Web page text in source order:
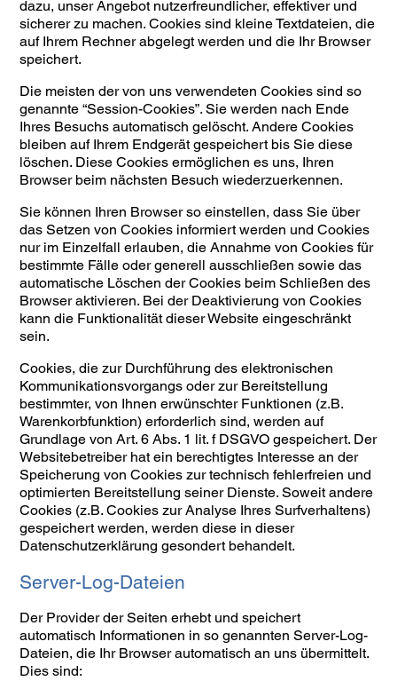
dazu, unser Angebot nutzerfreundlicher, effektiver und
sicherer zu machen. Cookies sind kleine Textdateien, die
auf Ihrem Rechner abgelegt werden und die Ihr Browser
speichert.
Die meisten der von uns verwendeten Cookies sind so
genannte “Session-Cookies”. Sie werden nach Ende
Ihres Besuchs automatisch gelöscht. Andere Cookies
bleiben auf Ihrem Endgerät gespeichert bis Sie diese
löschen. Diese Cookies ermöglichen es uns, Ihren
Browser beim nächsten Besuch wiederzuerkennen.
Sie können Ihren Browser so einstellen, dass Sie über
das Setzen von Cookies informiert werden und Cookies
nur im Einzelfall erlauben, die Annahme von Cookies für
bestimmte Fälle oder generell ausschließen sowie das
automatische Löschen der Cookies beim Schließen des
Browser aktivieren. Bei der Deaktivierung von Cookies
kann die Funktionalität dieser Website eingeschränkt
sein.
Cookies, die zur Durchführung des elektronischen
Kommunikationsvorgangs oder zur Bereitstellung
bestimmter, von Ihnen erwünschter Funktionen (z.B.
Warenkorbfunktion) erforderlich sind, werden auf
Grundlage von Art. 6 Abs. 1 lit. f DSGVO gespeichert. Der
Websitebetreiber hat ein berechtigtes Interesse an der
Speicherung von Cookies zur technisch fehlerfreien und
optimierten Bereitstellung seiner Dienste. Soweit andere
Cookies (z.B. Cookies zur Analyse Ihres Surfverhaltens)
gespeichert werden, werden diese in dieser
Datenschutzerklärung gesondert behandelt.
Server-Log-Dateien
Der Provider der Seiten erhebt und speichert
automatisch Informationen in so genannten Server-Log-
Dateien, die Ihr Browser automatisch an uns übermittelt.
Dies sind: